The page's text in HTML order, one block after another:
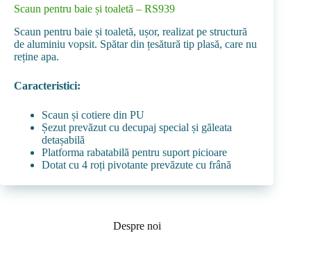
Scaun pentru baie și toaletă – RS939
Scaun pentru baie și toaletă, ușor, realizat pe structură
de aluminiu vopsit. Spătar din țesătură tip plasă, care nu
reține apa.
Caracteristici:
Scaun și cotiere din PU
Șezut prevăzut cu decupaj special și găleata
detașabilă
Platforma rabatabilă pentru suport picioare
Dotat cu 4 roți pivotante prevăzute cu frână
Despre noi